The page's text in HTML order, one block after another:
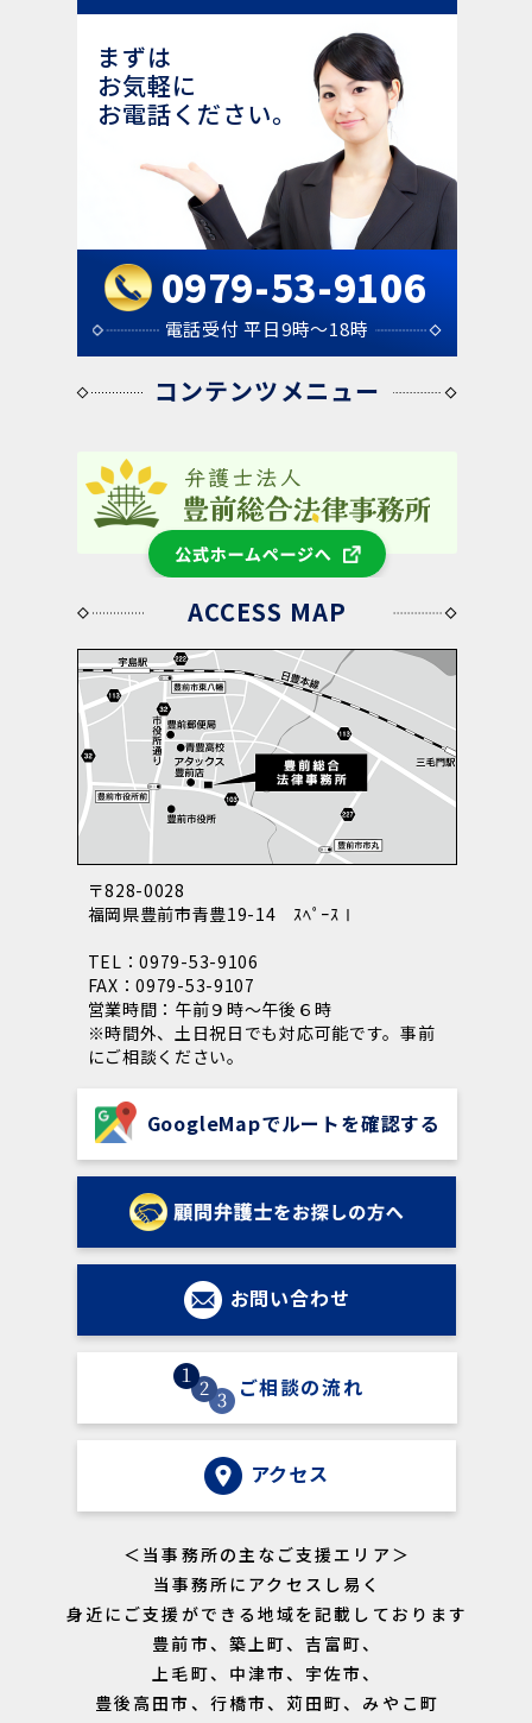
2023年03月22日
SDGsサポート
2023年09月10日
「業務上横領とは？弁護士がわかりや
すく解説！」に関する記事を記載いたしました。
2023年03月22日
お知らせ
「解雇とは？日本の労働法制の特徴、
解雇の全体像を弁護士がわかりやすく解説」に関
する記事を記載いたしました。
2023年7月18日 午後19時～
セミナー
弊所弁護士所属の委員会事業！２０２
３年７月１８日（火）１９時～「聞いてない？！
を無くす組織づくり」＠中津文化会館大ホールを
行います！
2023年03月22日
弁護士 西村幸太郎
2023年06月30日
セミナー
セミナー告知｜「労働問題総まとめセ
ミナー＠中津商工会議所（テキスト代等含み参加
費2200円）」を開催します。
2022年12月23日
事務所概要
2023年05月29日
な言い方をすべき？違法にならない進め方を解
説」に関する記事を記載いたしました。
2023年03月14日
お問い合わせ
2023年9月5日 午後4時～午後6時
勉強会②＠当事務所（テキスト代等含み参加費１
０００円）」を開催します。５名まで。今回は、
ローパフォーマー社員の対応方法についてお話し
します。ご興味がおありの社労士先生は、当事務
所までご連絡を！士業ネットワーク構築を目指し
ています！
まずは
お気軽に
お電話ください。
0979-53-9106
電話受付 平日9時～18時
コンテンツメニュー
公式ホームページへ
ACCESS MAP
〒828-0028
福岡県豊前市青豊19-14 ｽﾍﾟｰｽⅠ
TEL：0979-53-9106
FAX：0979-53-9107
営業時間：午前９時～午後６時
※時間外、土日祝日でも対応可能です。事前
にご相談ください。
GoogleMapでルートを確認する
お問い合わせ
ご相談の流れ
アクセス
＜当事務所の主なご支援エリア＞
当事務所にアクセスし易く
身近にご支援ができる地域を記載しております
豊前市、築上町、吉富町、
上毛町、中津市、宇佐市、
豊後高田市、行橋市、苅田町、みやこ町